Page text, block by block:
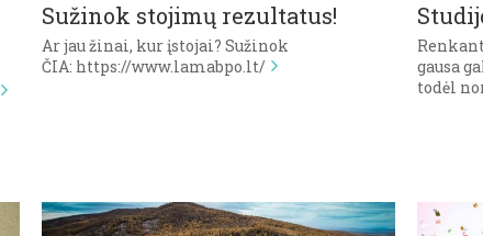
Sužinok stojimų rezultatus!
Ar jau žinai, kur įstojai? Sužinok
ČIA: https://www.lamabpo.lt/
gausa
todėl